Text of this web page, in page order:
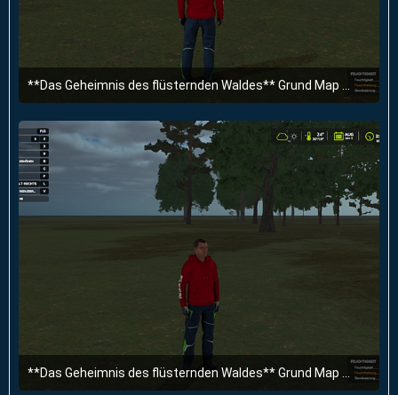
30. März 2025 um 19:55
30. März 2025 um 19:55